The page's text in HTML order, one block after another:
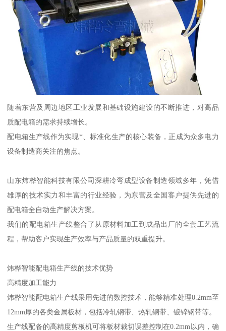
随着东营及周边地区工业发展和基础设施建设的不断推进，对高品
质配电箱的需求持续增长。
配电箱生产线作为实现*、标准化生产的核心装备，正成为众多电力
设备制造商关注的焦点。
山东炜桦智能科技有限公司深耕冷弯成型设备制造领域多年，凭借
雄厚的技术实力和丰富的行业经验，为东营及全国客户提供先进的
配电箱全自动生产解决方案。
我们的配电箱生产线整合了从原材料加工到成品出厂的全套工艺流
程，帮助客户实现生产效率与产品质量的双重提升。
炜桦智能配电箱生产线的技术优势
高精度加工能力
炜桦智能配电箱生产线采用先进的数控技术，能够精准处理0.2mm至
12mm厚的各类金属板材，包括冷轧钢带、热轧钢带、镀锌钢带等。
生产线配备的高精度剪板机可将板材裁切误差控制在0.2mm以内，确